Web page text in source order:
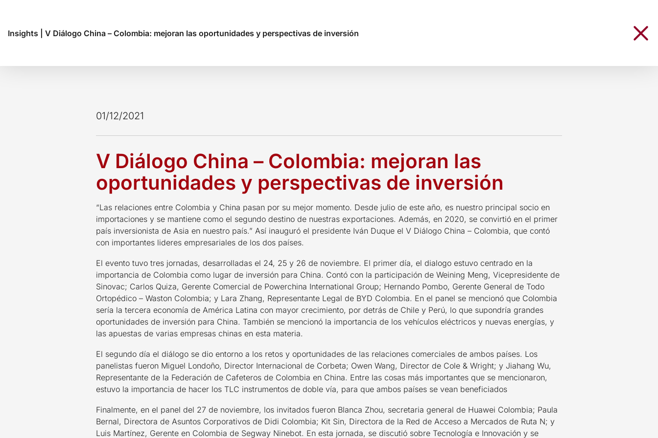
Insights V Diálogo China – Colombia: mejoran las oportunidades y perspectivas de inversión
01/12/2021
V Diálogo China – Colombia: mejoran las
oportunidades y perspectivas de inversión
“Las relaciones entre Colombia y China pasan por su mejor momento. Desde julio de este año, es nuestro principal socio en
importaciones y se mantiene como el segundo destino de nuestras exportaciones. Además, en 2020, se convirtió en el primer
país inversionista de Asia en nuestro país.” Así inauguró el presidente Iván Duque el V Diálogo China – Colombia, que contó
con importantes lideres empresariales de los dos países.
El evento tuvo tres jornadas, desarrolladas el 24, 25 y 26 de noviembre. El primer día, el dialogo estuvo centrado en la
importancia de Colombia como lugar de inversión para China. Contó con la participación de Weining Meng, Vicepresidente de
Sinovac; Carlos Quiza, Gerente Comercial de Powerchina International Group; Hernando Pombo, Gerente General de Todo
Ortopédico – Waston Colombia; y Lara Zhang, Representante Legal de BYD Colombia. En el panel se mencionó que Colombia
sería la tercera economía de América Latina con mayor crecimiento, por detrás de Chile y Perú, lo que supondría grandes
oportunidades de inversión para China. También se mencionó la importancia de los vehículos eléctricos y nuevas energías, y
las apuestas de varias empresas chinas en esta materia.
El segundo día el diálogo se dio entorno a los retos y oportunidades de las relaciones comerciales de ambos países. Los
panelistas fueron Miguel Londoño, Director Internacional de Corbeta; Owen Wang, Director de Cole & Wright; y Jiahang Wu,
Representante de la Federación de Cafeteros de Colombia en China. Entre las cosas más importantes que se mencionaron,
estuvo la importancia de hacer los TLC instrumentos de doble vía, para que ambos países se vean beneficiados
Finalmente, en el panel del 27 de noviembre, los invitados fueron Blanca Zhou, secretaria general de Huawei Colombia; Paula
Bernal, Directora de Asuntos Corporativos de Didi Colombia; Kit Sin, Directora de la Red de Acceso a Mercados de Ruta N; y
Luis Martínez, Gerente en Colombia de Segway Ninebot. En esta jornada, se discutió sobre Tecnología e Innovación y se